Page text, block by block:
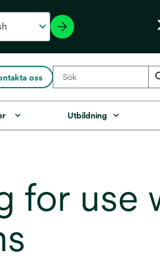
oss
Utbildning
for use